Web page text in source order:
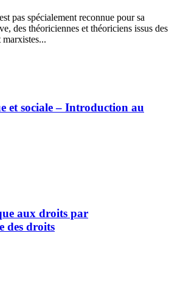
pas spécialement reconnue pour sa
des théoriciennes et théoriciens issus des
marxistes...
et sociale – Introduction au
aux droits par
des droits